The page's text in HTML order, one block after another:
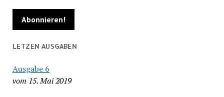
LETZEN AUSGABEN
Ausgabe 6
vom 15. Mai 2019